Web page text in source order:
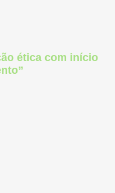
ética com início